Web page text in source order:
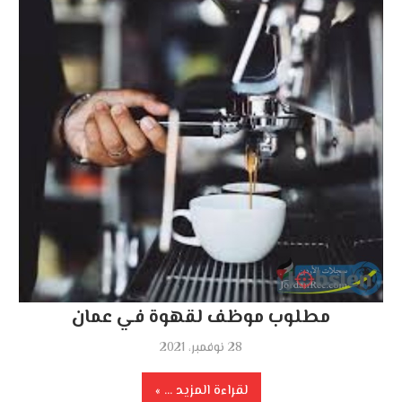
مطلوب موظف لقهوة في عمان
28 نوفمبر، 2021
لقراءة المزيد ...